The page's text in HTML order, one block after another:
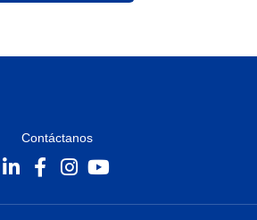
Contáctanos